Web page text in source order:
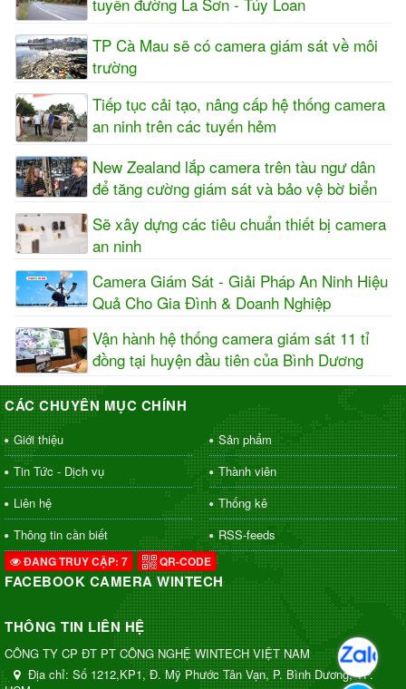
TP Cà Mau sẽ có camera giám sát về môi
trường
Tiếp tục cải tạo, nâng cấp hệ thống camera
an ninh trên các tuyến hẻm
New Zealand lắp camera trên tàu ngư dân
để tăng cường giám sát và bảo vệ bờ biển
Sẽ xây dựng các tiêu chuẩn thiết bị camera
an ninh
Camera Giám Sát - Giải Pháp An Ninh Hiệu
Quả Cho Gia Đình & Doanh Nghiệp
Vận hành hệ thống camera giám sát 11 tỉ
đồng tại huyện đầu tiên của Bình Dương
CÁC CHUYÊN MỤC CHÍNH
Giới thiệu
Sản phẩm
Tin Tức - Dịch vụ
Thành viên
Liên hệ
Thống kê
Thông tin cần biết
RSS-feeds
ĐANG TRUY CẬP: 7 QR-CODE
FACEBOOK CAMERA WINTECH
THÔNG TIN LIÊN HỆ
CÔNG TY CP ĐT PT CÔNG NGHỆ WINTECH VIỆT NAM
Địa chỉ: Số 1212,KP1, Đ. Mỹ Phước Tân Vạn, P. Bình Dương, TP.